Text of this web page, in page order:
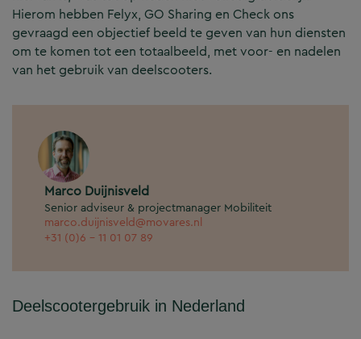
Hierom hebben Felyx, GO Sharing en Check ons
gevraagd een objectief beeld te geven van hun diensten
om te komen tot een totaalbeeld, met voor- en nadelen
van het gebruik van deelscooters.
Marco Duijnisveld
Senior adviseur & projectmanager Mobiliteit
marco.duijnisveld@movares.nl
+31 (0)6 - 11 01 07 89
Deelscootergebruik in Nederland